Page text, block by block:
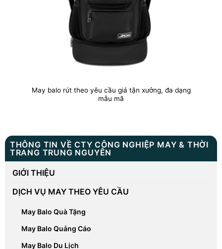
THÔNG TIN VỀ CTY CÔNG NGHIỆP MAY & THỜI
TRANG TRUNG NGUYÊN
GIỚI THIỆU
DỊCH VỤ MAY THEO YÊU CẦU
May Balo Quà Tặng
May Balo Quảng Cáo
May Balo Du Lịch
May balo rút theo yêu cầu giá tận xưởng, đa dạng
mẫu mã